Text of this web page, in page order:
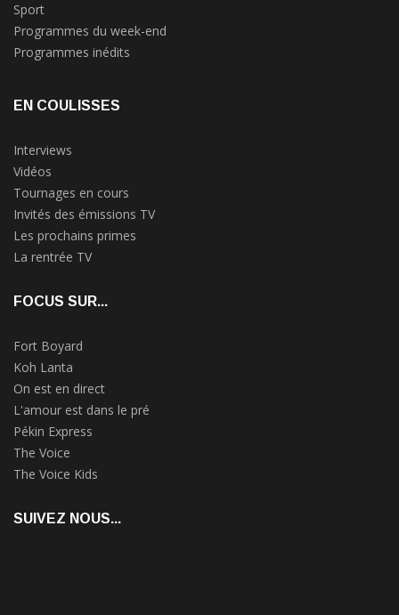
Sport
Programmes du week-end
Programmes inédits
EN COULISSES
Interviews
Vidéos
Tournages en cours
Invités des émissions TV
Les prochains primes
La rentrée TV
FOCUS SUR...
Fort Boyard
Koh Lanta
On est en direct
L'amour est dans le pré
Pékin Express
The Voice
The Voice Kids
SUIVEZ NOUS...